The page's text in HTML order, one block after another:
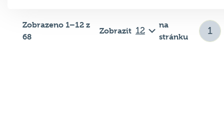
Zobrazeno 1–12 z
68
Zobrazit
na
stránku